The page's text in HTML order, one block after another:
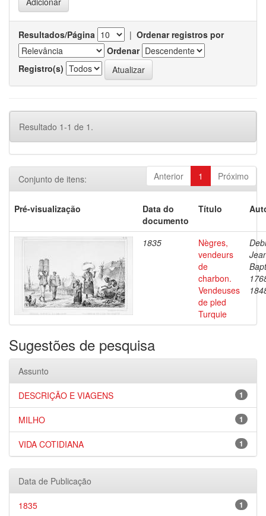
Resultados/Página | Ordenar registros por
Ordenar
Registro(s)
Resultado 1-1 de 1.
Anterior 1 Próximo
Conjunto de itens:
Pré-visualização
Data do
documento
Título
1835
Nègres,
vendeurs
de
charbon.
Vendeuses
de pled
Turquie
Sugestões de pesquisa
Assunto
1
DESCRIÇÃO E VIAGENS
1
MILHO
1
VIDA COTIDIANA
Data de Publicação
1
1835